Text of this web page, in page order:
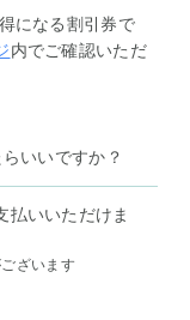
になる割引券で
内でご確認いただ
いいですか？
払いいただけま
ざいます